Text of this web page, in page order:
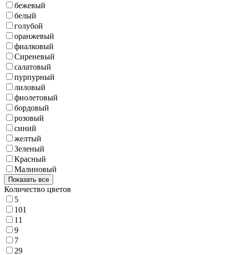
бежевый
белый
голубой
оранжевый
фиалковый
Сиреневый
салатовый
пурпурный
лиловый
фиолетовый
бордовый
розовый
синий
желтый
Зеленый
Красный
Малиновый
Показать все
Количество цветов
5
101
11
9
7
29